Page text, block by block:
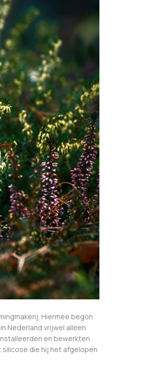
Hiermee begon
Nederland vrijwel alleen
en bewerkten.
die hij het afgelopen